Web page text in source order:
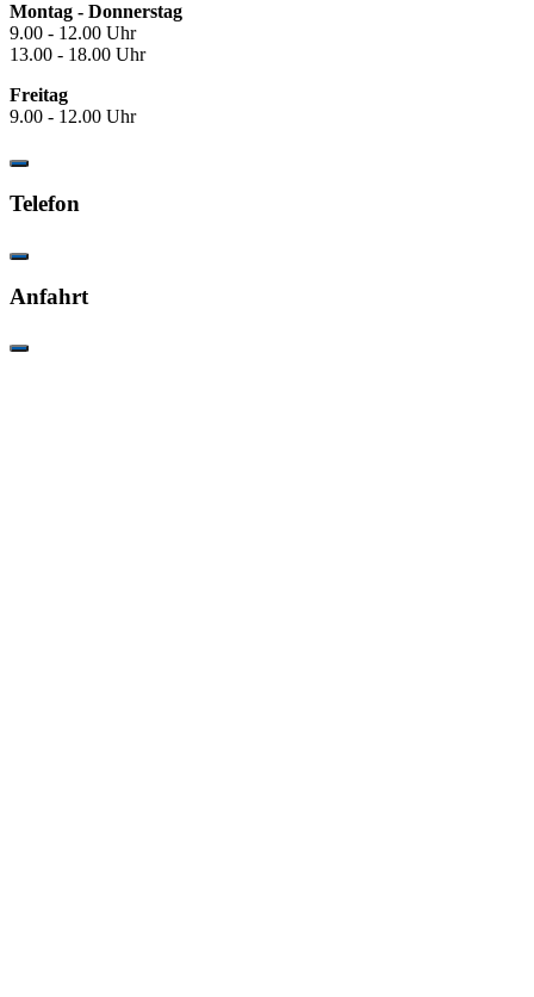
Montag - Donnerstag
9.00 - 12.00 Uhr
13.00 - 18.00 Uhr
Freitag
9.00 - 12.00 Uhr
Telefon
Anfahrt